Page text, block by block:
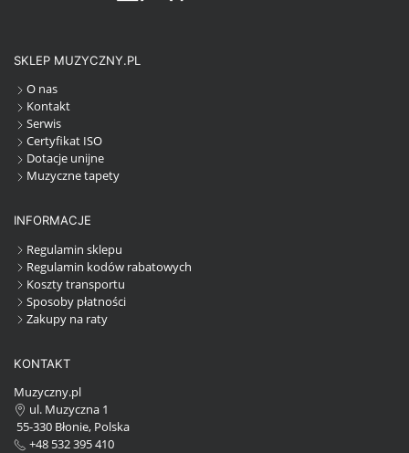
SKLEP MUZYCZNY.PL
O nas
Kontakt
Serwis
Certyfikat ISO
Dotacje unijne
Muzyczne tapety
INFORMACJE
Regulamin sklepu
Regulamin kodów rabatowych
Koszty transportu
Sposoby płatności
Zakupy na raty
KONTAKT
Muzyczny.pl
ul. Muzyczna 1
55-330 Błonie, Polska
+48 532 395 410